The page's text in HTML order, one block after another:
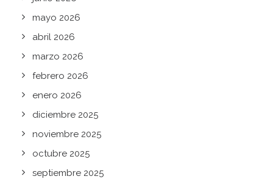
mayo 2026
abril 2026
marzo 2026
febrero 2026
enero 2026
diciembre 2025
noviembre 2025
octubre 2025
septiembre 2025